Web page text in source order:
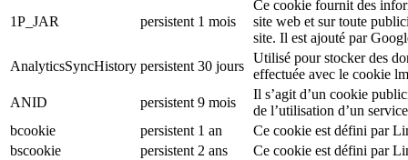
1P_JAR persistent 1 mois
Ce cookie fournit des
site web et sur toute
site. Il est ajouté par
AnalyticsSyncHistory persistent 30 jours
Utilisé pour stocker des
effectuée avec le cookie
ANID
persistent 9 mois
Il s’agit d’un cookie
de l’utilisation d’un
bcookie
persistent 1 an
Ce cookie est défini par
bscookie
persistent 2 ans
Ce cookie est défini par